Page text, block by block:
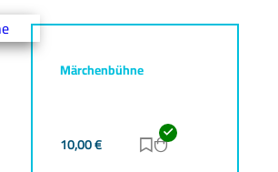
Märchenbühne
10,00€ Zur Merkliste
Zum Warenkorb